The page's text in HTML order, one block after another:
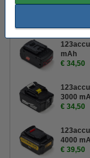
mAh
€ 34,50
3000
€ 34,50
4000
€ 39,50